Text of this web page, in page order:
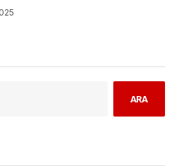
ARA